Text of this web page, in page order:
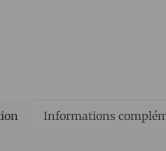
Informations